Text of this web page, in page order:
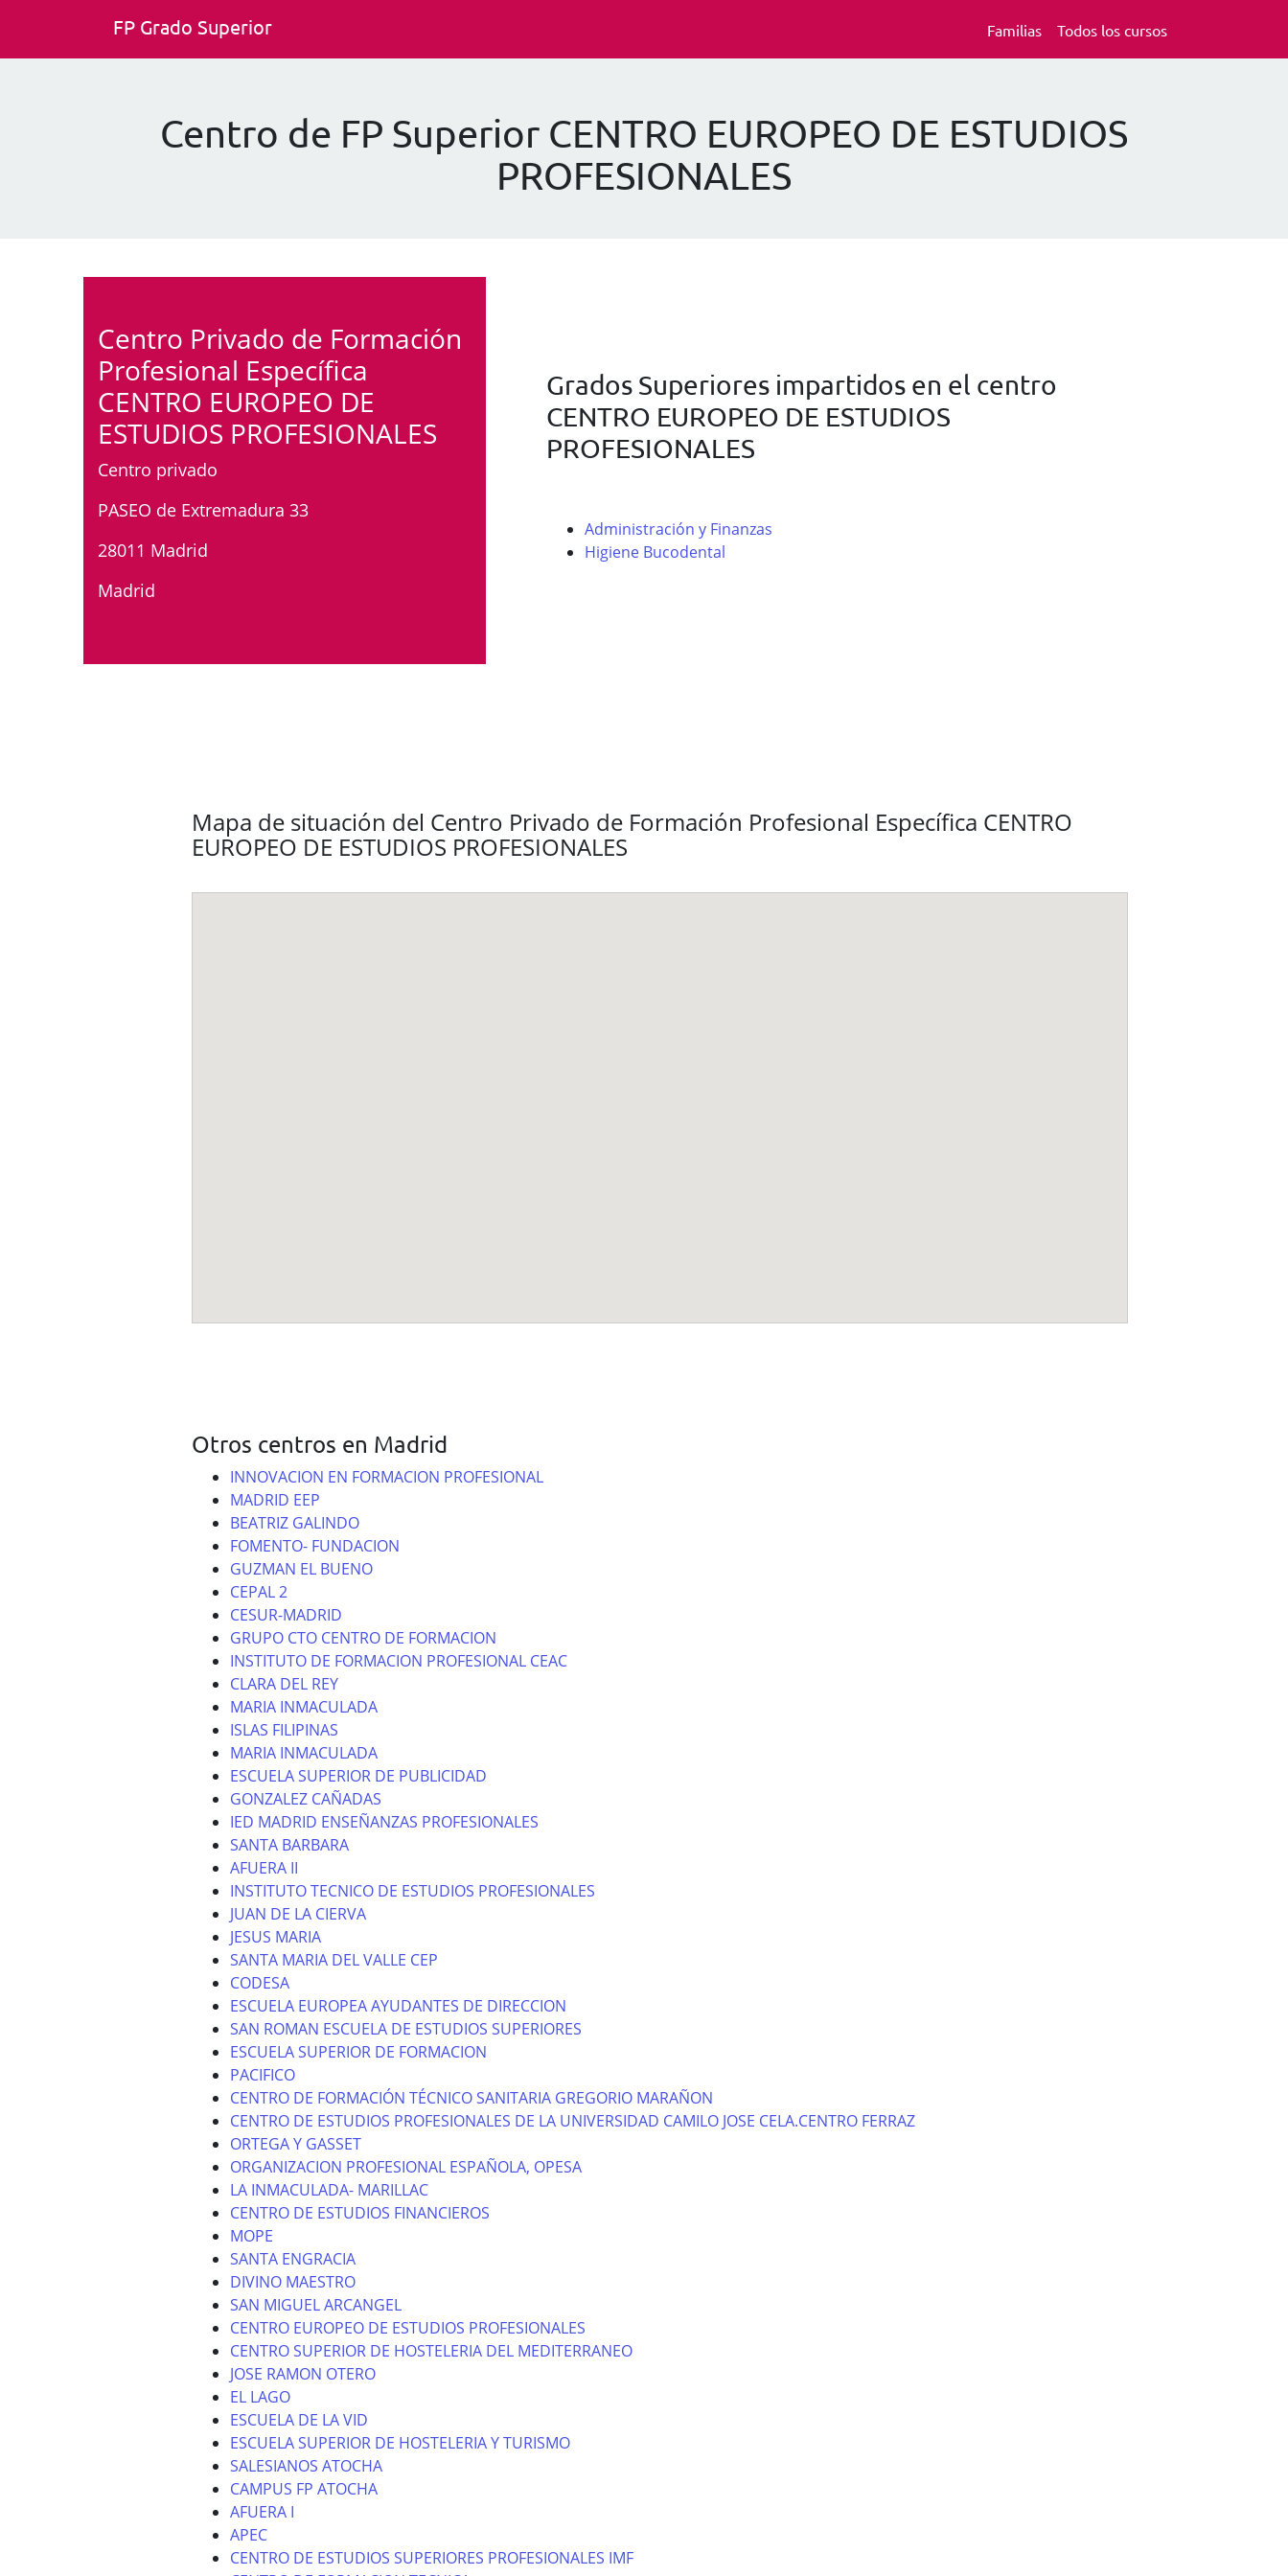
FP Grado Superior Familias Todos los cursos
Centro de FP Superior CENTRO EUROPEO DE ESTUDIOS
PROFESIONALES
Centro Privado de Formación
Profesional Específica
CENTRO EUROPEO DE
ESTUDIOS PROFESIONALES
Centro privado
PASEO de Extremadura 33
28011 Madrid
Madrid
Grados Superiores impartidos en el centro
CENTRO EUROPEO DE ESTUDIOS
PROFESIONALES
Administración y Finanzas
Higiene Bucodental
Mapa de situación del Centro Privado de Formación Profesional Específica CENTRO
EUROPEO DE ESTUDIOS PROFESIONALES
Otros centros en Madrid
INNOVACION EN FORMACION PROFESIONAL
MADRID EEP
BEATRIZ GALINDO
FOMENTO- FUNDACION
GUZMAN EL BUENO
CEPAL 2
CESUR-MADRID
GRUPO CTO CENTRO DE FORMACION
INSTITUTO DE FORMACION PROFESIONAL CEAC
CLARA DEL REY
MARIA INMACULADA
ISLAS FILIPINAS
MARIA INMACULADA
ESCUELA SUPERIOR DE PUBLICIDAD
GONZALEZ CAÑADAS
IED MADRID ENSEÑANZAS PROFESIONALES
SANTA BARBARA
AFUERA II
INSTITUTO TECNICO DE ESTUDIOS PROFESIONALES
JUAN DE LA CIERVA
JESUS MARIA
SANTA MARIA DEL VALLE CEP
CODESA
ESCUELA EUROPEA AYUDANTES DE DIRECCION
SAN ROMAN ESCUELA DE ESTUDIOS SUPERIORES
ESCUELA SUPERIOR DE FORMACION
PACIFICO
CENTRO DE FORMACIÓN TÉCNICO SANITARIA GREGORIO MARAÑON
CENTRO DE ESTUDIOS PROFESIONALES DE LA UNIVERSIDAD CAMILO JOSE CELA.CENTRO FERRAZ
ORTEGA Y GASSET
ORGANIZACION PROFESIONAL ESPAÑOLA, OPESA
LA INMACULADA- MARILLAC
CENTRO DE ESTUDIOS FINANCIEROS
MOPE
SANTA ENGRACIA
DIVINO MAESTRO
SAN MIGUEL ARCANGEL
CENTRO EUROPEO DE ESTUDIOS PROFESIONALES
CENTRO SUPERIOR DE HOSTELERIA DEL MEDITERRANEO
JOSE RAMON OTERO
EL LAGO
ESCUELA DE LA VID
ESCUELA SUPERIOR DE HOSTELERIA Y TURISMO
SALESIANOS ATOCHA
CAMPUS FP ATOCHA
AFUERA I
APEC
CENTRO DE ESTUDIOS SUPERIORES PROFESIONALES IMF